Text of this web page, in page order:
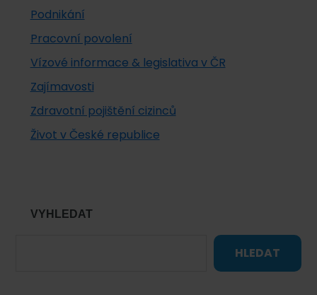
Podnikání
Pracovní povolení
Vízové informace & legislativa v ČR
Zajímavosti
Zdravotní pojištění cizinců
Život v České republice
VYHLEDAT
HLEDAT